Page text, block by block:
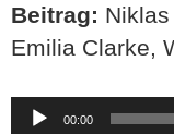
Beitrag:
Emilia Clarke,
Audio-
Player
00:00